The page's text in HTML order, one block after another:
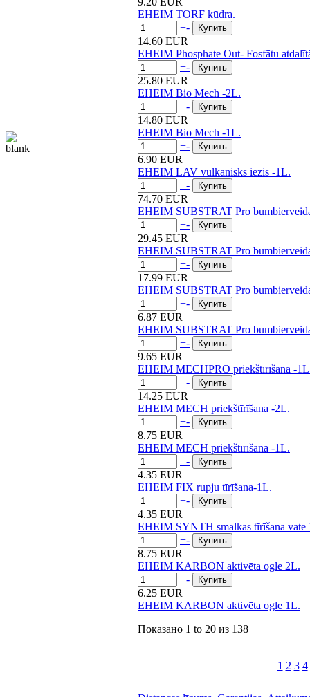
EHEIM TORF kūdra.
+-
14.60 EUR
EHEIM Phosphate Out- Fosfātu
+-
25.80 EUR
EHEIM Bio Mech -2L.
+-
14.80 EUR
EHEIM Bio Mech -1L.
+-
6.90 EUR
EHEIM LAV vulkānisks iezis -1L.
+-
74.70 EUR
EHEIM SUBSTRAT Pro
+-
29.45 EUR
EHEIM SUBSTRAT Pro
+-
17.99 EUR
EHEIM SUBSTRAT Pro
+-
6.87 EUR
EHEIM SUBSTRAT Pro
+-
9.65 EUR
EHEIM MECHPRO priekštīrīšana -
+-
14.25 EUR
EHEIM MECH priekštīrīšana -2L.
+-
8.75 EUR
EHEIM MECH priekštīrīšana -1L.
+-
4.35 EUR
EHEIM FIX rupju tīrīšana-1L.
+-
4.35 EUR
EHEIM SYNTH smalkas tīrīšana vate
+-
8.75 EUR
EHEIM KARBON aktivēta ogle 2L.
+-
6.25 EUR
EHEIM KARBON aktivēta ogle 1L.
Показано 1 to 20 из 138
1 2 3 4